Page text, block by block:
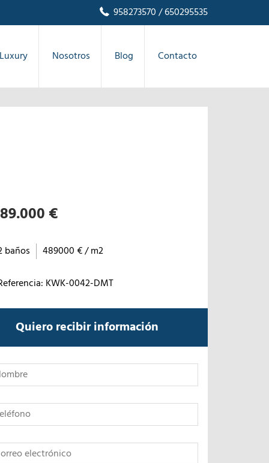
958273570/ 650295535
Luxury Nosotros Blog Contacto
€
baños 489000 € / m2
KWK-0042-DMT
Quiero recibir información